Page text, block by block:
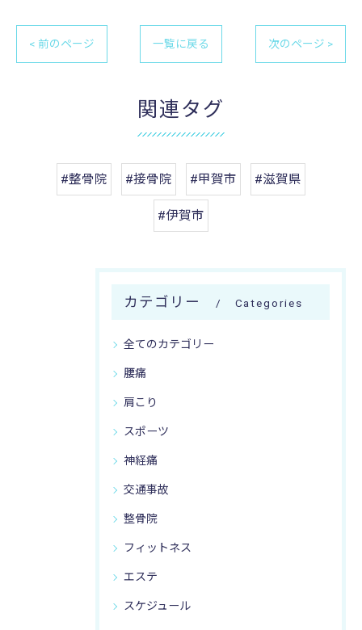
< 前のページ 一覧に戻る 次のページ >
関連タグ
#整骨院 #接骨院 #甲賀市 #滋賀県
#伊賀市
カテゴリー Categories
全てのカテゴリー
腰痛
肩こり
スポーツ
神経痛
交通事故
整骨院
フィットネス
エステ
スケジュール